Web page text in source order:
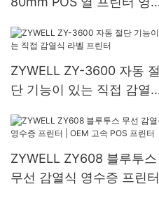
zy606 열 프린터
ZYWELL ZY-3600 자동 절
단 기능이 있는 직접 감열
ZYWELL ZY608 블루투스
무선 감열식 영수증 프린